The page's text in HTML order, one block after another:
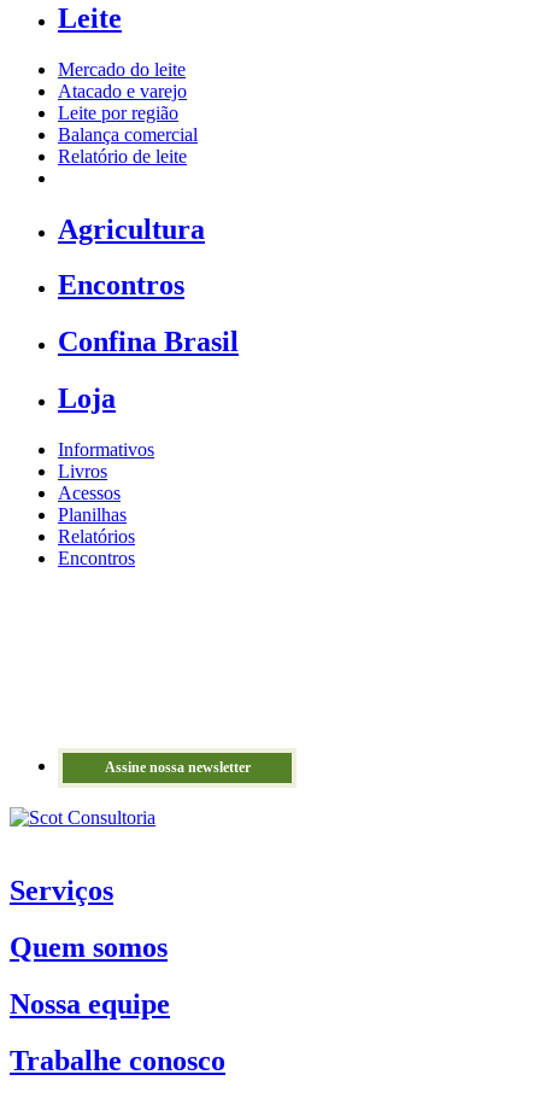
Leite
Mercado do leite
Atacado e varejo
Leite por região
Balança comercial
Relatório de leite
Agricultura
Encontros
Confina Brasil
Loja
Informativos
Livros
Acessos
Planilhas
Relatórios
Encontros
Assine nossa newsletter
Serviços
Quem somos
Nossa equipe
Trabalhe conosco